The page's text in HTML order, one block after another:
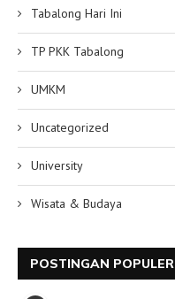
Tabalong Hari Ini
TP PKK Tabalong
UMKM
Uncategorized
University
Wisata & Budaya
POSTINGAN POPULER